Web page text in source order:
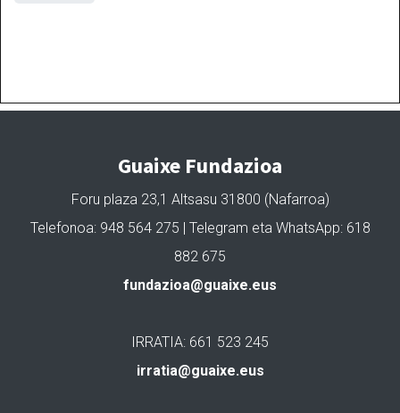
Guaixe Fundazioa
Foru plaza 23,1 Altsasu 31800 (Nafarroa)
Telefonoa: 948 564 275 | Telegram eta WhatsApp: 618
882 675
fundazioa@guaixe.eus
IRRATIA: 661 523 245
irratia@guaixe.eus